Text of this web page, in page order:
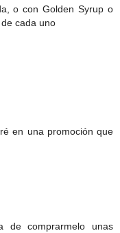
o con Golden Syrup o
cada uno
en una promoción que
de comprarmelo unas